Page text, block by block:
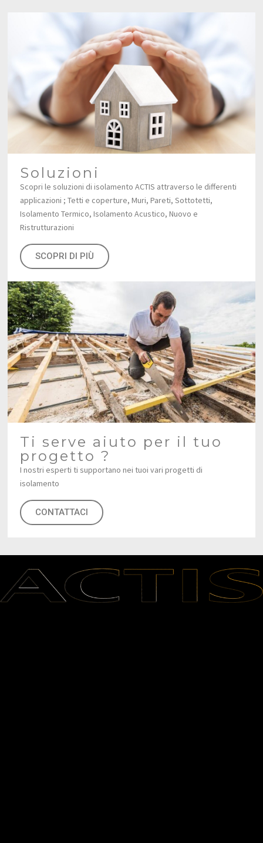
Soluzioni
Scopri le soluzioni di isolamento ACTIS attraverso le differenti
applicazioni ; Tetti e coperture, Muri, Pareti, Sottotetti,
Isolamento Termico, Isolamento Acustico, Nuovo e
Ristrutturazioni
SCOPRI DI PIÙ
Ti serve aiuto per il tuo
progetto ?
I nostri esperti ti supportano nei tuoi vari progetti di
isolamento
CONTATTACI